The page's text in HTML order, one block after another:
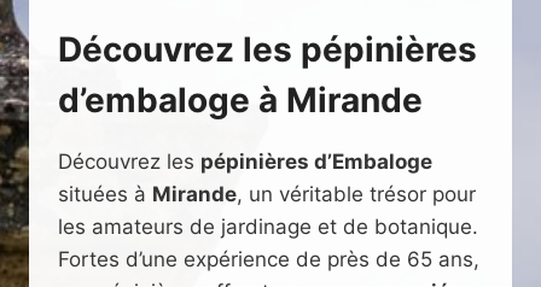
Découvrez les pépinières
d’embaloge à Mirande
Découvrez les pépinières d’Embaloge
situées à Mirande, un véritable trésor pour
les amateurs de jardinage et de botanique.
Fortes d’une expérience de près de 65 ans,